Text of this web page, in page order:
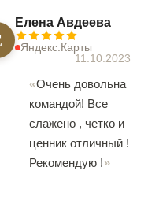
Елена Авдеева
Яндекс.Карты
11.10.2023
Очень довольна
командой! Все
слажено , четко и
ценник отличный !
Рекомендую !